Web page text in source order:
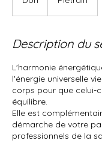
Description du
L'harmonie
l'énergie universelle
corps pour que celui-
équilibre.
Elle est
démarche de votre
professionnels de la